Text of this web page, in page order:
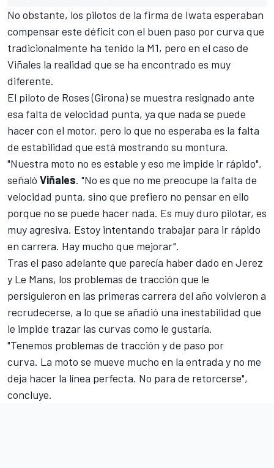
No obstante, los pilotos de la firma de Iwata esperaban
compensar este déficit con el buen paso por curva que
tradicionalmente ha tenido la M1, pero en el caso de
Viñales la realidad que se ha encontrado es muy
diferente.
El piloto de Roses (Girona) se muestra resignado ante
esa falta de velocidad punta, ya que nada se puede
hacer con el motor, pero lo que no esperaba es la falta
de estabilidad que está mostrando su montura.
"Nuestra moto no es estable y eso me impide ir rápido",
señaló Viñales. "No es que no me preocupe la falta de
velocidad punta, sino que prefiero no pensar en ello
porque no se puede hacer nada. Es muy duro pilotar, es
muy agresiva. Estoy intentando trabajar para ir rápido
en carrera. Hay mucho que mejorar".
Tras el paso adelante que parecía haber dado en Jerez
y Le Mans, los problemas de tracción que le
persiguieron en las primeras carrera del año volvieron a
recrudecerse, a lo que se añadió una inestabilidad que
le impide trazar las curvas como le gustaría.
"Tenemos problemas de tracción y de paso por
curva. La moto se mueve mucho en la entrada y no me
deja hacer la línea perfecta. No para de retorcerse",
concluye.